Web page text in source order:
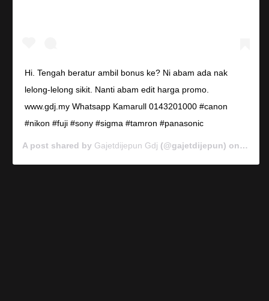
Hi. Tengah beratur ambil bonus ke? Ni abam ada nak
lelong-lelong sikit. Nanti abam edit harga promo.
www.gdj.my Whatsapp Kamarull 0143201000 #canon
#nikon #fuji #sony #sigma #tamron #panasonic
A post shared by Gajetdijepun Gdj (@gajetdijepun) on Jan 7,